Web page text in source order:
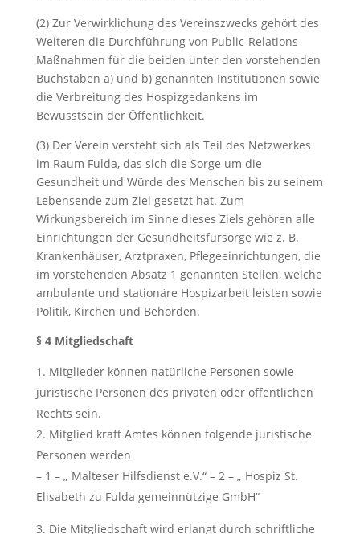
(2) Zur Verwirklichung des Vereinszwecks gehört des
Weiteren die Durchführung von Public-Relations-
Maßnahmen für die beiden unter den vorstehenden
Buchstaben a) und b) genannten Institutionen sowie
die Verbreitung des Hospizgedankens im
Bewusstsein der Öffentlichkeit.
(3) Der Verein versteht sich als Teil des Netzwerkes
im Raum Fulda, das sich die Sorge um die
Gesundheit und Würde des Menschen bis zu seinem
Lebensende zum Ziel gesetzt hat. Zum
Wirkungsbereich im Sinne dieses Ziels gehören alle
Einrichtungen der Gesundheitsfürsorge wie z. B.
Krankenhäuser, Arztpraxen, Pflegeeinrichtungen, die
im vorstehenden Absatz 1 genannten Stellen, welche
ambulante und stationäre Hospizarbeit leisten sowie
Politik, Kirchen und Behörden.
§ 4 Mitgliedschaft
Mitglieder können natürliche Personen sowie
juristische Personen des privaten oder öffentlichen
Rechts sein.
Mitglied kraft Amtes können folgende juristische
Personen werden
– 1 – „ Malteser Hilfsdienst e.V.“ – 2 – „ Hospiz St.
Elisabeth zu Fulda gemeinnützige GmbH“
Die Mitgliedschaft wird erlangt durch schriftliche